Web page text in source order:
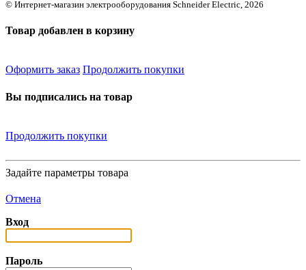
© Интернет-магазин электрооборудования Schneider Electric, 2026
Товар добавлен в корзину
Оформить заказ Продолжить покупки
Вы подписались на товар
Продолжить покупки
Задайте параметры товара
Отмена
Вход
Пароль